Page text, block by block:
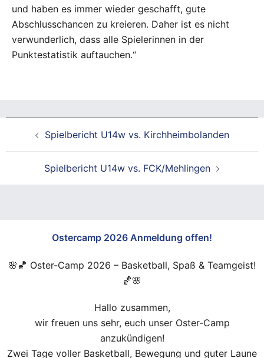
und haben es immer wieder geschafft, gute
Abschlusschancen zu kreieren. Daher ist es nicht
verwunderlich, dass alle Spielerinnen in der
Punktestatistik auftauchen.“
Spielbericht U14w vs. Kirchheimbolanden
Spielbericht U14w vs. FCK/Mehlingen
Ostercamp 2026 Anmeldung offen!
🌸🏀 Oster-Camp 2026 – Basketball, Spaß & Teamgeist!
🏀🌸
Hallo zusammen,
wir freuen uns sehr, euch unser Oster-Camp
anzukündigen!
Zwei Tage voller Basketball, Bewegung und guter Laune